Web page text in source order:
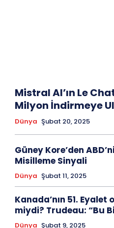
Mistral AI’ın Le
Milyon İndirmeye
Dünya Şubat 20, 2025
Güney Kore’den
Misilleme Sinyali
Dünya Şubat 11, 2025
Kanada’nın 51.
miydi? Trudeau: “Bu
Dünya Şubat 9, 2025